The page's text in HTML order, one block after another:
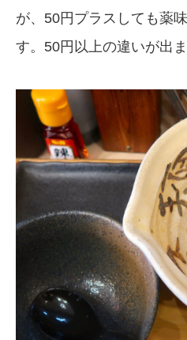
が、50円プラスしても薬
す。50円以上の違いが出ま